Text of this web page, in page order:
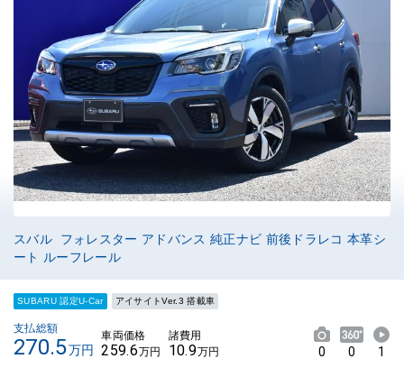
スバル フォレスター アドバンス 純正ナビ 前後ドラレコ 本革シ
ート ルーフレール
SUBARU 認定U-Car アイサイトVer.3 搭載車
支払総額
270.5万円
車両価格
259.6万円
諸費用
10.9万円 0 0 1